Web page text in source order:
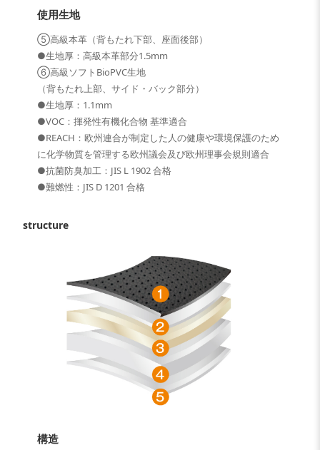
使用生地
⑤高級本革（背もたれ下部、座面後部）
●生地厚：高級本革部分1.5mm
⑥高級ソフトBioPVC生地
（背もたれ上部、サイド・バック部分）
●生地厚：1.1mm
●VOC：揮発性有機化合物 基準適合
●REACH：欧州連合が制定した人の健康や環境保護のため
に化学物質を管理する欧州議会及び欧州理事会規則適合
●抗菌防臭加工：JIS L 1902 合格
●難燃性：JIS D 1201 合格
structure
構造